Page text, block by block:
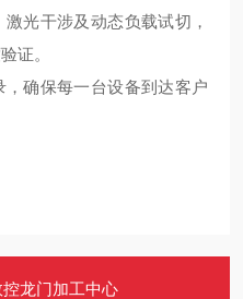
光干涉及动态负载试切，
证。
确保每一台设备到达客户
龙门加工中心